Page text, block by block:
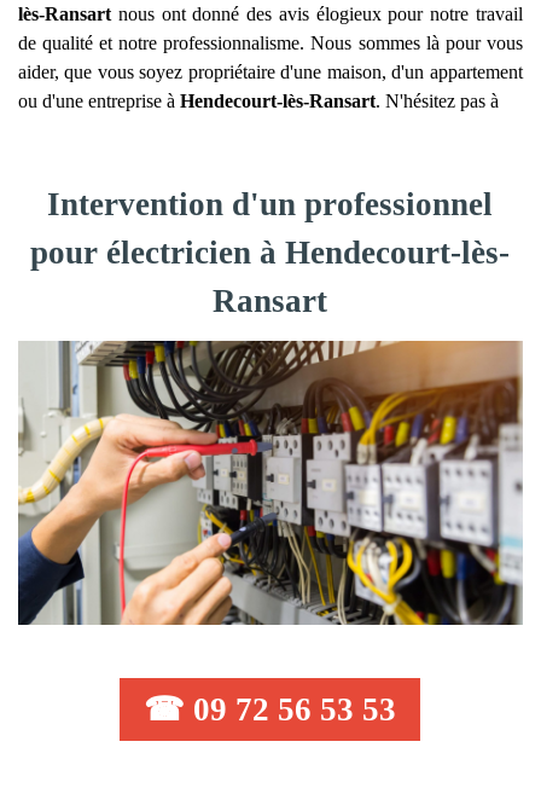
lès-Ransart nous ont donné des avis élogieux pour notre travail
de qualité et notre professionnalisme. Nous sommes là pour vous
aider, que vous soyez propriétaire d'une maison, d'un appartement
ou d'une entreprise à Hendecourt-lès-Ransart. N'hésitez pas à
Intervention d'un professionnel
pour électricien à Hendecourt-lès-
Ransart
☎ 09 72 56 53 53